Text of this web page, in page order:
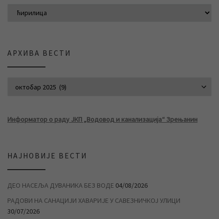
АРХИВА ВЕСТИ
Информатор о раду ЈКП „Водовод и канализација“ Зрењанин
НАЈНОВИЈЕ ВЕСТИ
ДЕО НАСЕЉА ДУВАНИКА БЕЗ ВОДЕ 04/08/2026
РАДОВИ НА САНАЦИЈИ ХАВАРИЈЕ У САВЕЗНИЧКОЈ УЛИЦИ
30/07/2026